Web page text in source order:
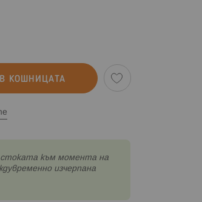
КОШНИЦАТА
към момента на
изчерпана